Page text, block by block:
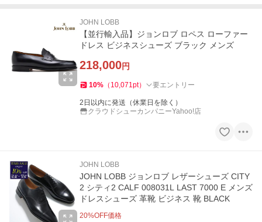
JOHN LOBB
【並行輸入品】ジョンロブ ロペス ローファー
ドレス ビジネスシューズ ブラック メンズ
218,000円
10% （ 10,071pt） 要エントリー
2日以内に発送（休業日を除く）
クラウドシューカンパニーYahoo!店
JOHN LOBB
JOHN LOBB ジョンロブ レザーシューズ CITY
2 シティ2 CALF 008031L LAST 7000 E メンズ
ドレスシューズ 革靴 ビジネス 靴 BLACK
20%OFF価格